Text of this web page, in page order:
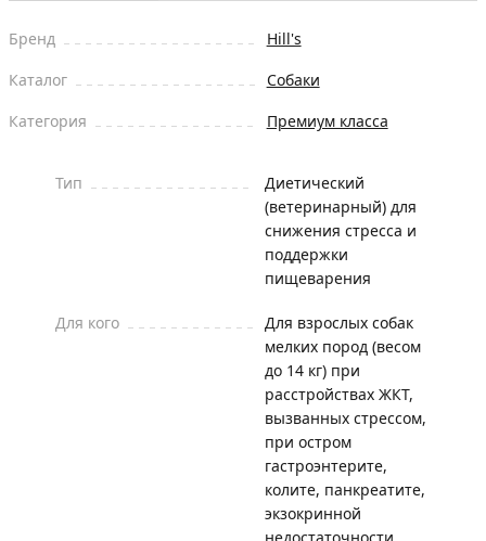
Бренд
Hill's
Каталог
Собаки
Категория
Премиум класса
Тип
Диетический
(ветеринарный) для
снижения стресса и
поддержки
пищеварения
Для кого
Для взрослых собак
мелких пород (весом
до 14 кг) при
расстройствах ЖКТ,
вызванных стрессом,
при остром
гастроэнтерите,
колите, панкреатите,
экзокринной